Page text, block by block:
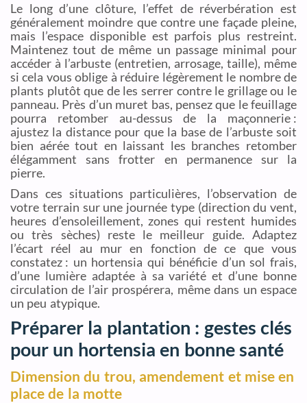
Le long d’une clôture, l’effet de réverbération est
généralement moindre que contre une façade pleine,
mais l’espace disponible est parfois plus restreint.
Maintenez tout de même un passage minimal pour
accéder à l’arbuste (entretien, arrosage, taille), même
si cela vous oblige à réduire légèrement le nombre de
plants plutôt que de les serrer contre le grillage ou le
panneau. Près d’un muret bas, pensez que le feuillage
pourra retomber au-dessus de la maçonnerie :
ajustez la distance pour que la base de l’arbuste soit
bien aérée tout en laissant les branches retomber
élégamment sans frotter en permanence sur la
pierre.
Dans ces situations particulières, l’observation de
votre terrain sur une journée type (direction du vent,
heures d’ensoleillement, zones qui restent humides
ou très sèches) reste le meilleur guide. Adaptez
l’écart réel au mur en fonction de ce que vous
constatez : un hortensia qui bénéficie d’un sol frais,
d’une lumière adaptée à sa variété et d’une bonne
circulation de l’air prospérera, même dans un espace
un peu atypique.
Préparer la plantation : gestes clés
pour un hortensia en bonne santé
Dimension du trou, amendement et mise en
place de la motte